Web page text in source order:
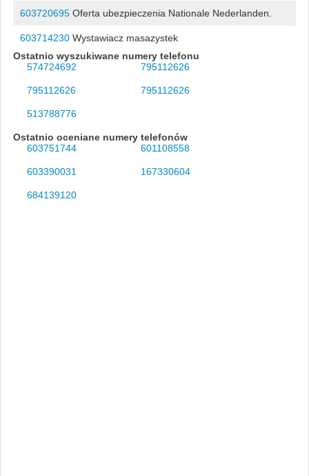
603720695Oferta ubezpieczenia Nationale Nederlanden.
603714230Wystawiacz masazystek
Ostatnio wyszukiwane numery telefonu
574724692
795112626
795112626 795112626
513788776
Ostatnio oceniane numery telefonów
603751744
601108558
603390031 167330604
684139120